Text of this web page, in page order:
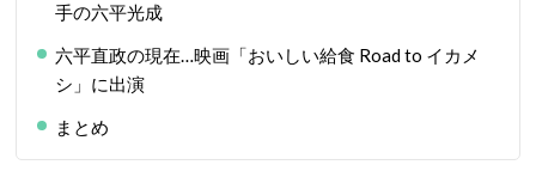
手の六平光成
六平直政の現在…映画「おいしい給食 Road to イカメ
シ」に出演
まとめ